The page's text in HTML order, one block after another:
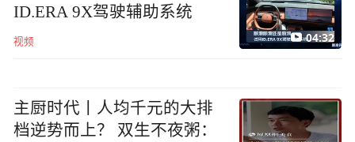
ID.ERA 9X驾驶辅助系统
视频 04:32
主厨时代丨人均千元的大排
档逆势而上？ 双生不夜粥：